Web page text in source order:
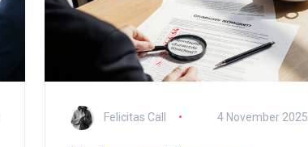
Felicitas Call 4 November 2025